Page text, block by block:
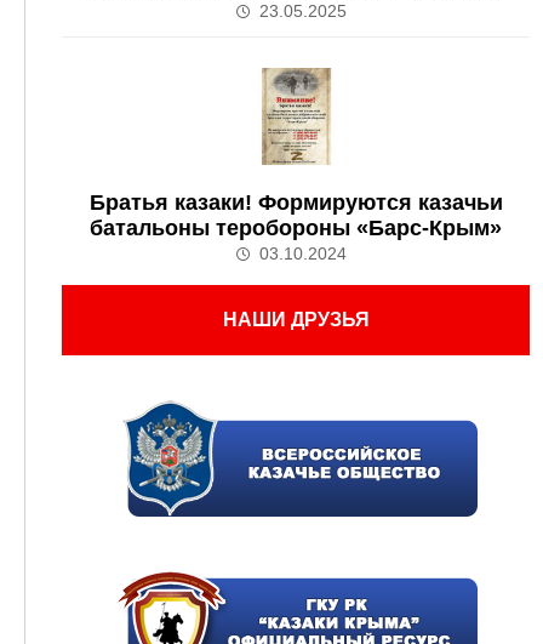
23.05.2025
Братья казаки! Формируются казачьи
батальоны теробороны «Барс-Крым»
03.10.2024
НАШИ ДРУЗЬЯ